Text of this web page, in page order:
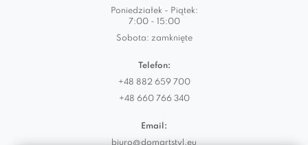
Poniedziałek - Piątek:
7:00 - 15:00
Sobota: zamknięte
Telefon:
+48 882 659 700
+48 660 766 340
Email:
biuro@domartstyl.eu